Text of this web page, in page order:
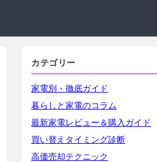
カテゴリー
家電別・徹底ガイド
暮らしと家電のコラム
最新家電レビュー＆購入ガイド
買い替えタイミング診断
高価売却テクニック